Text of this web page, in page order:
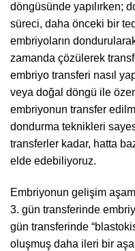
döngüsünde yapılırken;
süreci, daha önceki bir
embriyoların
zamanda çözülerek
embriyo transferi nasıl
veya doğal döngü ile
embriyonun transfer
dondurma teknikleri
transferler kadar, hatta
elde edebiliyoruz.
Embriyonun gelişim
3. gün transferinde
gün transferinde
oluşmuş daha ileri bir